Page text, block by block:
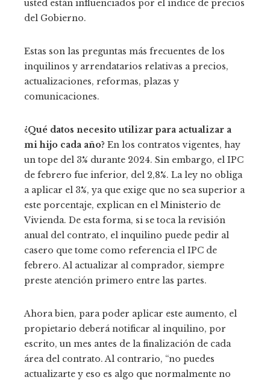
usted están influenciados por el índice de precios
del Gobierno.
Estas son las preguntas más frecuentes de los
inquilinos y arrendatarios relativas a precios,
actualizaciones, reformas, plazas y
comunicaciones.
¿Qué datos necesito utilizar para actualizar a
mi hijo cada año? En los contratos vigentes, hay
un tope del 3% durante 2024. Sin embargo, el IPC
de febrero fue inferior, del 2,8%. La ley no obliga
a aplicar el 3%, ya que exige que no sea superior a
este porcentaje, explican en el Ministerio de
Vivienda. De esta forma, si se toca la revisión
anual del contrato, el inquilino puede pedir al
casero que tome como referencia el IPC de
febrero. Al actualizar al comprador, siempre
preste atención primero entre las partes.
Ahora bien, para poder aplicar este aumento, el
propietario deberá notificar al inquilino, por
escrito, un mes antes de la finalización de cada
área del contrato. Al contrario, “no puedes
actualizarte y eso es algo que normalmente no